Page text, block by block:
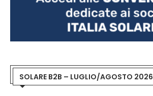
SOLARE B2B – LUGLIO/AGOSTO 2026